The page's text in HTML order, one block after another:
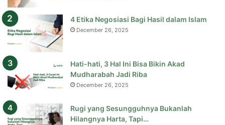
4 Etika Negosiasi Bagi Hasil dalam Islam
December 26, 2025
Hati-hati, 3 Hal Ini Bisa Bikin Akad
Mudharabah Jadi Riba
December 26, 2025
Rugi yang Sesungguhnya Bukanlah
Hilangnya Harta, Tapi…